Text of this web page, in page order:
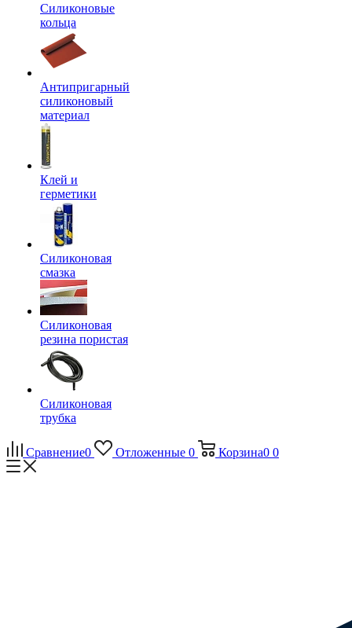
Силиконовые
кольца
Антипригарный
силиконовый
материал
Клей и
герметики
Силиконовая
смазка
Силиконовая
резина пористая
Силиконовая
трубка
Сравнение0 Отложенные 0 Корзина0 0